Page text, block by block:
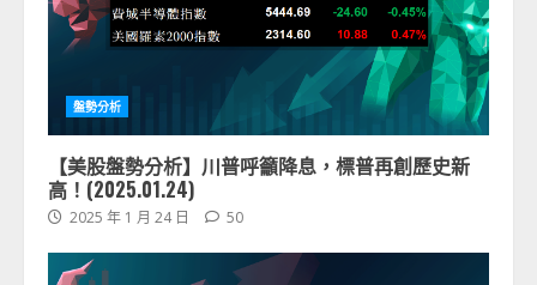
盤勢分析
【美股盤勢分析】川普呼籲降息，標普再創歷史新
高！(2025.01.24)
2025 年 1 月 24 日 50